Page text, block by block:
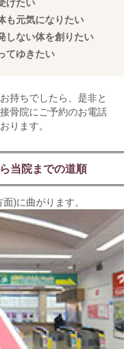
けたい
も元気になりたい
しない体を創りたい
てゆきたい
持ちでしたら、是非と
骨院にご予約のお電話
ります。
当院までの道順
)に曲がります。